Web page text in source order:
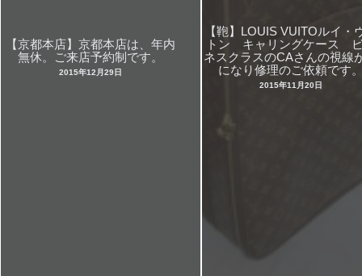
【京都本店】京都本店は、年内
無休。ご来店予約制です。
2015年12月29日
【鞄】LOUIS VUITOルイ・
トン キャリングケース
ネスクラスのCAさんの視線
になり修理のご依頼です
2015年11月20日